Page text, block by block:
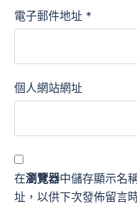
電子郵件地址 *
個人網站網址
在瀏覽器中儲存顯示名
址，以供下次發佈留言